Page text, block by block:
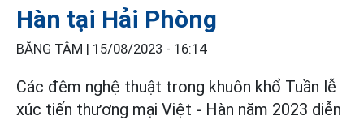
Hàn tại Hải Phòng
BĂNG TÂM | 15/08/2023 - 16:14
Các đêm nghệ thuật trong khuôn khổ Tuần lễ
xúc tiến thương mại Việt - Hàn năm 2023 diễn